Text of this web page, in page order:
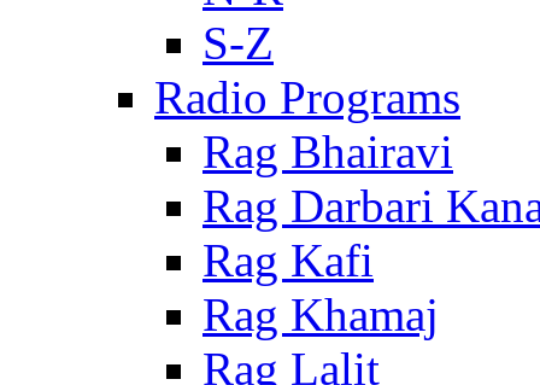
S-Z
Radio Programs
Rag Bhairavi
Rag Darbari
Rag Kafi
Rag Khamaj
Rag Lalit